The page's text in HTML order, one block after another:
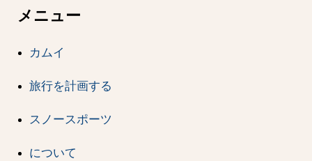
メニュー
カムイ
旅行を計画する
スノースポーツ
について